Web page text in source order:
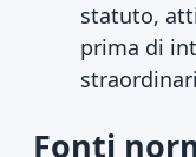
statuto,
prima di
Fonti